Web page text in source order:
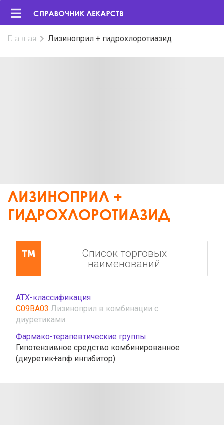
Главная Лизиноприл + гидрохлоротиазид
ЛИЗИНОПРИЛ +
ГИДРОХЛОРОТИАЗИД
Список торговых
наименований
АТХ-классификация
C09BA03 Лизиноприл в комбинации с
диуретиками
Фармако-терапевтические группы
Гипотензивное средство комбинированное
(диуретик+апф ингибитор)